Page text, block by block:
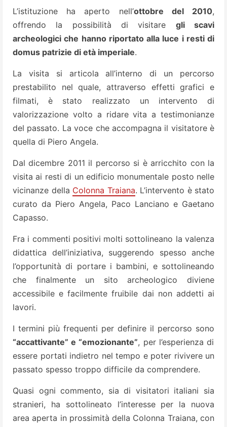
L’istituzione ha aperto nell’ottobre del 2010,
offrendo la possibilità di visitare gli scavi
archeologici che hanno riportato alla luce i resti di
domus patrizie di età imperiale.
La visita si articola all’interno di un percorso
prestabilito nel quale, attraverso effetti grafici e
filmati, è stato realizzato un intervento di
valorizzazione volto a ridare vita a testimonianze
del passato. La voce che accompagna il visitatore è
quella di Piero Angela.
Dal dicembre 2011 il percorso si è arricchito con la
visita ai resti di un edificio monumentale posto nelle
vicinanze della Colonna Traiana. L’intervento è stato
curato da Piero Angela, Paco Lanciano e Gaetano
Capasso.
Fra i commenti positivi molti sottolineano la valenza
didattica dell’iniziativa, suggerendo spesso anche
l’opportunità di portare i bambini, e sottolineando
che finalmente un sito archeologico diviene
accessibile e facilmente fruibile dai non addetti ai
lavori.
I termini più frequenti per definire il percorso sono
“accattivante” e “emozionante”, per l’esperienza di
essere portati indietro nel tempo e poter rivivere un
passato spesso troppo difficile da comprendere.
Quasi ogni commento, sia di visitatori italiani sia
stranieri, ha sottolineato l’interesse per la nuova
area aperta in prossimità della Colonna Traiana, con